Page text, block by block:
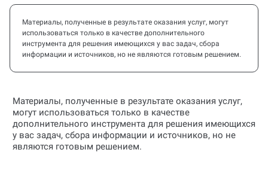
Материалы, полученные в результате оказания услуг, могут
использоваться только в качестве дополнительного
инструмента для решения имеющихся у вас задач, сбора
информации и источников, но не являются готовым решением.
Материалы, полученные в результате оказания услуг,
могут использоваться только в качестве
дополнительного инструмента для решения имеющихся
у вас задач, сбора информации и источников, но не
являются готовым решением.